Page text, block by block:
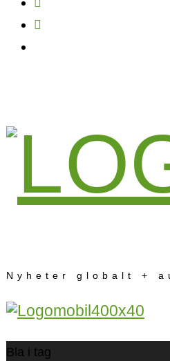
Nyheter globalt +
Bla i tag